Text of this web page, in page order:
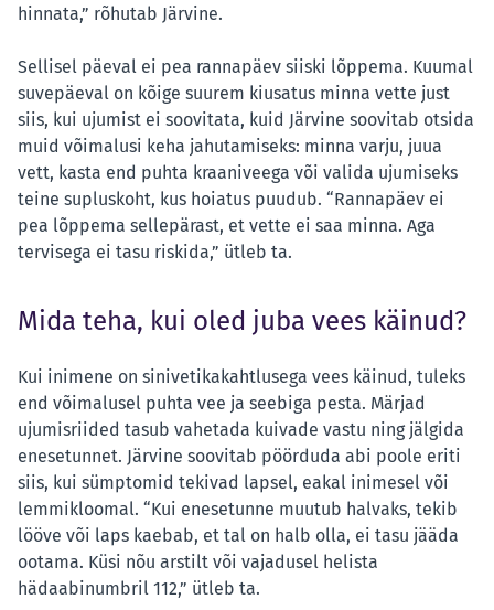
hinnata,” rõhutab Järvine.
Sellisel päeval ei pea rannapäev siiski lõppema. Kuumal
suvepäeval on kõige suurem kiusatus minna vette just
siis, kui ujumist ei soovitata, kuid Järvine soovitab otsida
muid võimalusi keha jahutamiseks: minna varju, juua
vett, kasta end puhta kraaniveega või valida ujumiseks
teine supluskoht, kus hoiatus puudub. “Rannapäev ei
pea lõppema sellepärast, et vette ei saa minna. Aga
tervisega ei tasu riskida,” ütleb ta.
Mida teha, kui oled juba vees käinud?
Kui inimene on sinivetikakahtlusega vees käinud, tuleks
end võimalusel puhta vee ja seebiga pesta. Märjad
ujumisriided tasub vahetada kuivade vastu ning jälgida
enesetunnet. Järvine soovitab pöörduda abi poole eriti
siis, kui sümptomid tekivad lapsel, eakal inimesel või
lemmikloomal. “Kui enesetunne muutub halvaks, tekib
lööve või laps kaebab, et tal on halb olla, ei tasu jääda
ootama. Küsi nõu arstilt või vajadusel helista
hädaabinumbril 112,” ütleb ta.